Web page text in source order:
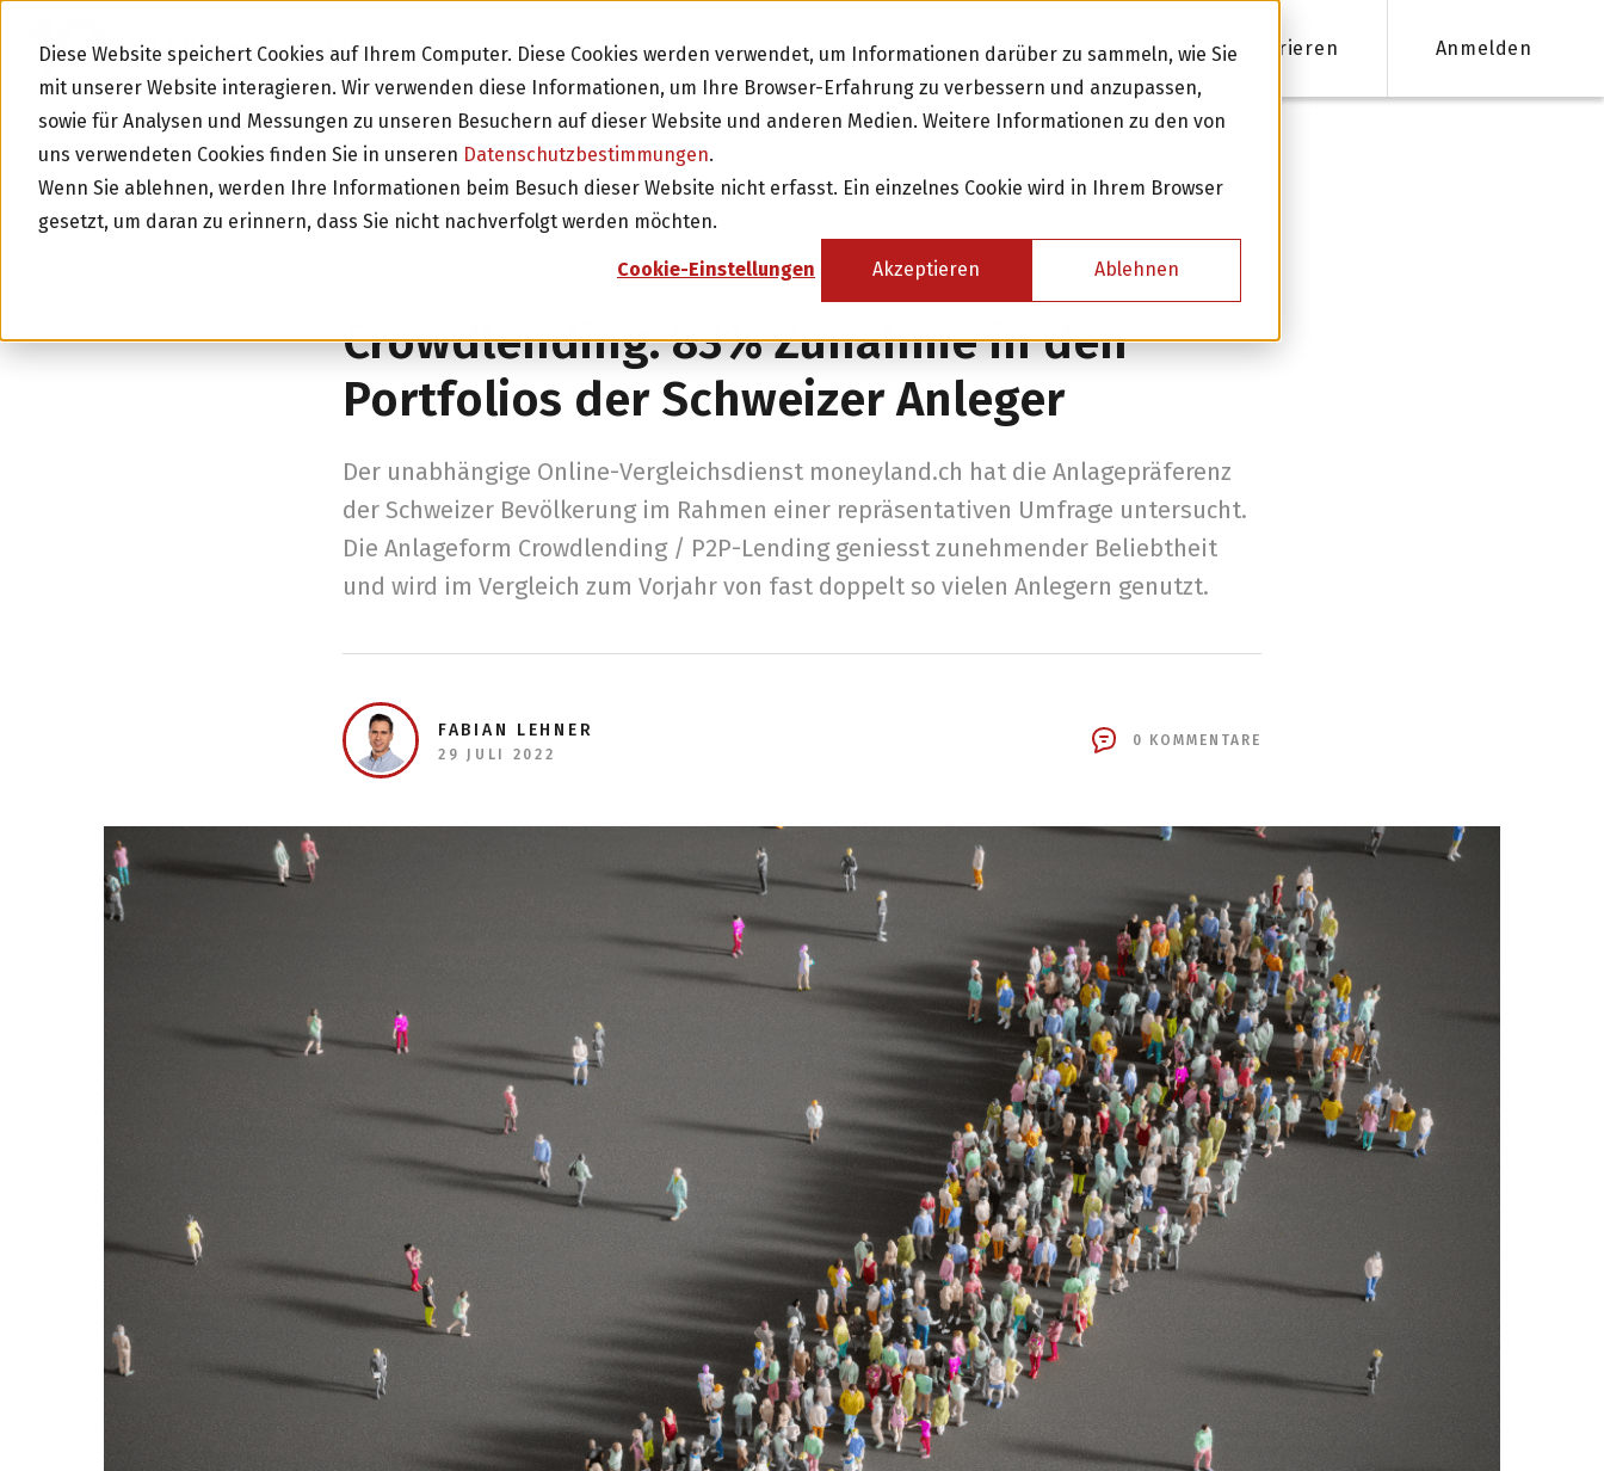
Diese Website speichert Cookies auf Ihrem Computer. Diese Cookies werden verwendet, um Informationen darüber zu sammeln, wie Sie
mit unserer Website interagieren. Wir verwenden diese Informationen, um Ihre Browser-Erfahrung zu verbessern und anzupassen,
sowie für Analysen und Messungen zu unseren Besuchern auf dieser Website und anderen Medien. Weitere Informationen zu den von
uns verwendeten Cookies finden Sie in unseren Datenschutzbestimmungen.
Wenn Sie ablehnen, werden Ihre Informationen beim Besuch dieser Website nicht erfasst. Ein einzelnes Cookie wird in Ihrem Browser
gesetzt, um daran zu erinnern, dass Sie nicht nachverfolgt werden möchten.
Cookie-Einstellungen Akzeptieren Ablehnen
BLOG Registrieren Anmelden
Investieren
Investition in Schweizer Unternehmen
Attraktive Renditen mit monatlichen
Rückzahlungen
Finanzieren
Firmenkredite ab 50'000 CHF
Persönliche Beratung für Ihre Finanzierung
Zurück zur Übersicht
Crowdlending: 83% Zunahme in den
Portfolios der Schweizer Anleger
Der unabhängige Online-Vergleichsdienst moneyland.ch hat die Anlagepräferenz
der Schweizer Bevölkerung im Rahmen einer repräsentativen Umfrage untersucht.
Die Anlageform Crowdlending / P2P-Lending geniesst zunehmender Beliebtheit
und wird im Vergleich zum Vorjahr von fast doppelt so vielen Anlegern genutzt.
FABIAN LEHNER
29 JULI 2022
0 KOMMENTARE